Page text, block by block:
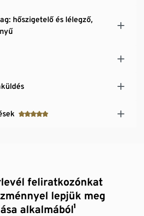
hőszigetelő és lélegző,
feliratkozónkat
lepjük meg
alkalmából¹